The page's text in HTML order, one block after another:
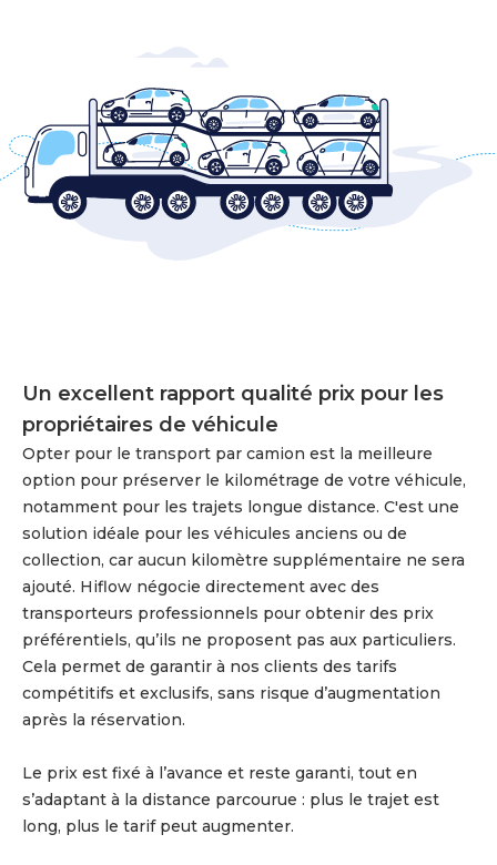
Un excellent rapport qualité prix pour les
propriétaires de véhicule
Opter pour le transport par camion est la meilleure
option pour préserver le kilométrage de votre véhicule,
notamment pour les trajets longue distance. C'est une
solution idéale pour les véhicules anciens ou de
collection, car aucun kilomètre supplémentaire ne sera
ajouté. Hiflow négocie directement avec des
transporteurs professionnels pour obtenir des prix
préférentiels, qu’ils ne proposent pas aux particuliers.
Cela permet de garantir à nos clients des tarifs
compétitifs et exclusifs, sans risque d’augmentation
après la réservation.
Le prix est fixé à l’avance et reste garanti, tout en
s’adaptant à la distance parcourue : plus le trajet est
long, plus le tarif peut augmenter.